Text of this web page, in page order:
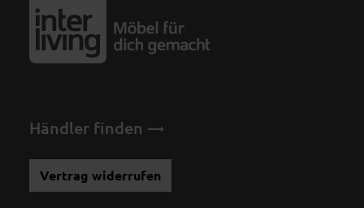
Händler finden
Vertrag widerrufen